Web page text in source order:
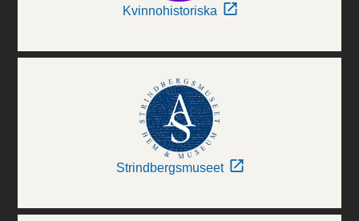
Kvinnohistoriska
Strindbergsmuseet